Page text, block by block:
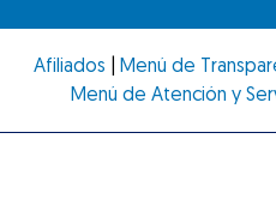
Afiliados Menú de
Menú de Atención y